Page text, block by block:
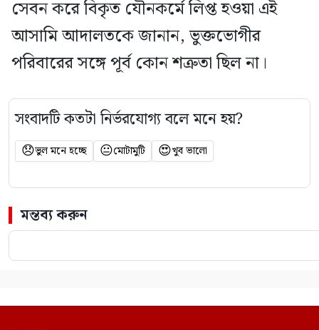
সেবন করে বিকৃত যৌনকর্মে লিপ্ত হওয়া এই
আসামি আদালতকে জানান, ভুক্তভোগীর
পরিবারের সঙ্গে পূর্ব কোন শত্রুতা ছিল না।
সংবাদটি কতটা নির্ভরযোগ্য বলে মনে হয়?
😞ভুল মনে হচ্ছে 😐মোটামুটি 😍খুব ভালো
মন্তব্য করুন